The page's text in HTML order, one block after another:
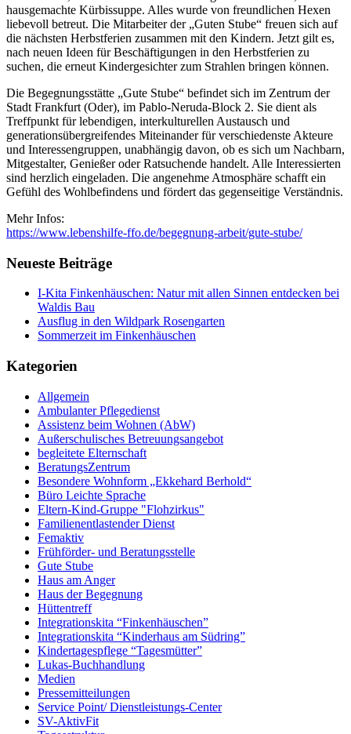
hausgemachte Kürbissuppe. Alles wurde von freundlichen Hexen
liebevoll betreut. Die Mitarbeiter der „Guten Stube“ freuen sich auf
die nächsten Herbstferien zusammen mit den Kindern. Jetzt gilt es,
nach neuen Ideen für Beschäftigungen in den Herbstferien zu
suchen, die erneut Kindergesichter zum Strahlen bringen können.
Die Begegnungsstätte „Gute Stube“ befindet sich im Zentrum der
Stadt Frankfurt (Oder), im Pablo-Neruda-Block 2. Sie dient als
Treffpunkt für lebendigen, interkulturellen Austausch und
generationsübergreifendes Miteinander für verschiedenste Akteure
und Interessengruppen, unabhängig davon, ob es sich um Nachbarn,
Mitgestalter, Genießer oder Ratsuchende handelt. Alle Interessierten
sind herzlich eingeladen. Die angenehme Atmosphäre schafft ein
Gefühl des Wohlbefindens und fördert das gegenseitige Verständnis.
Mehr Infos:
https://www.lebenshilfe-ffo.de/begegnung-arbeit/gute-stube/
Neueste Beiträge
I-Kita Finkenhäuschen: Natur mit allen Sinnen entdecken bei
Waldis Bau
Ausflug in den Wildpark Rosengarten
Sommerzeit im Finkenhäuschen
Kategorien
Allgemein
Ambulanter Pflegedienst
Assistenz beim Wohnen (AbW)
Außerschulisches Betreuungsangebot
begleitete Elternschaft
BeratungsZentrum
Besondere Wohnform „Ekkehard Berhold“​
Büro Leichte Sprache
Eltern-Kind-Gruppe "Flohzirkus"
Familienentlastender Dienst
Femaktiv
Frühförder- und Beratungsstelle
Gute Stube
Haus am Anger
Haus der Begegnung
Hüttentreff
Integrationskita “Finkenhäuschen”
Integrationskita “Kinderhaus am Südring”
Kindertagespflege “Tagesmütter”
Lukas-Buchhandlung
Medien
Pressemitteilungen
Service Point/ Dienstleistungs-Center
SV-AktivFit